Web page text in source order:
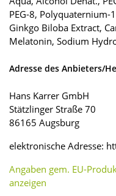
PEG-8,
Ginkgo Biloba Extract,
Melatonin, Sodium
Adresse des Anbieters/
Hans Karrer GmbH
Stätzlinger Straße 70
86165 Augsburg
elektronische Adresse:
Angaben gem. EU-
anzeigen